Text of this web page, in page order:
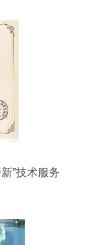
”技术服务